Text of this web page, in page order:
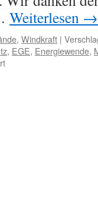
Weiterlesen →
, Windkraft |
, EGE, Energiewende,
für